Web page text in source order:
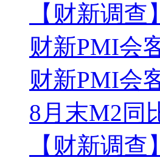
【财新调
财新PMI会
财新PMI会
8月末M2同
【财新调